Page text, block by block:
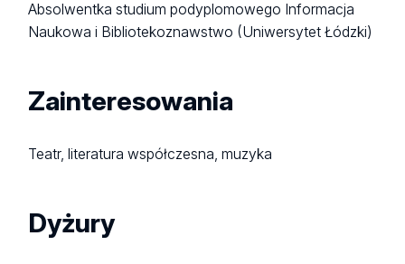
Absolwentka studium podyplomowego Informacja
Naukowa i Bibliotekoznawstwo (Uniwersytet Łódzki)
Zainteresowania
Teatr, literatura współczesna, muzyka
Dyżury